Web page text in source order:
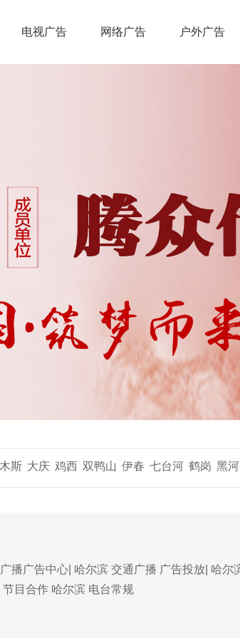
电视广告 网络广告 户外广告
斯 大庆 鸡西 双鸭山 伊春 七台河 鹤岗 黑河
播广告中心| 哈尔滨 交通广播 广告投放| 哈尔
目合作 哈尔滨 电台常规